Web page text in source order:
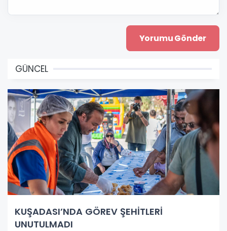
GÜNCEL
KUŞADASI’NDA GÖREV ŞEHİTLERİ
UNUTULMADI